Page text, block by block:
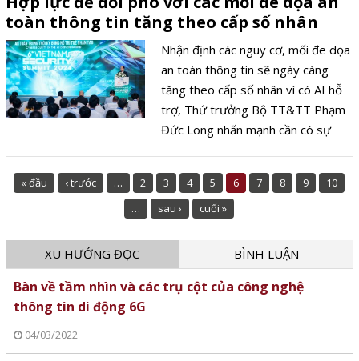
toàn thông tin tăng theo cấp số nhân
Nhận định các nguy cơ, mối đe dọa
an toàn thông tin sẽ ngày càng
tăng theo cấp số nhân vì có AI hỗ
trợ, Thứ trưởng Bộ TT&TT Phạm
Đức Long nhấn mạnh cần có sự
không gian mạng an toàn.
« đầu ‹ trước … 2 3 4 5 6 7 8 9
10
…
sau › cuối »
XU HƯỚNG ĐỌC BÌNH LUẬN
Bàn về tầm nhìn và các trụ cột của công nghệ
thông tin di động 6G
04/03/2022